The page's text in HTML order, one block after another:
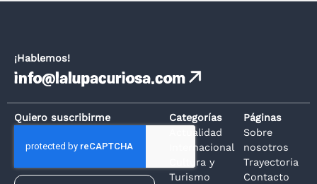
¡Hablemos!
info@lalupacuriosa.com
Quiero suscribirme
Categorías
Actualidad
Internacional
Cultura y
Turismo
Páginas
Sobre
nosotros
Trayectoria
Contacto